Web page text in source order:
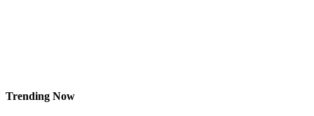
Trending Now